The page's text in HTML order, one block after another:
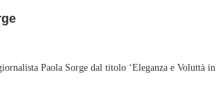
Paola Sorge dal titolo ‘Eleganza e Voluttà in